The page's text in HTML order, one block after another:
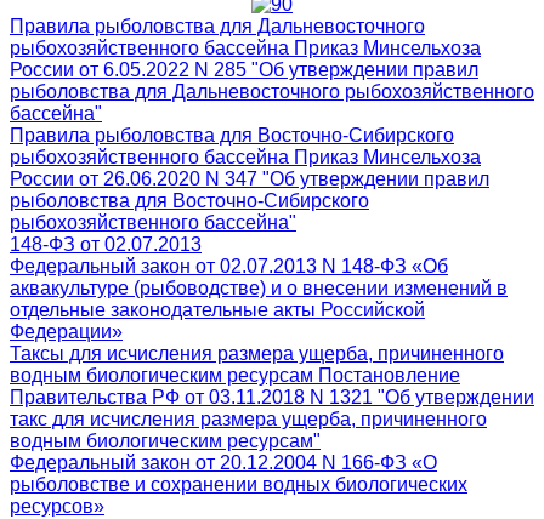
Правила рыболовства для Дальневосточного
рыбохозяйственного бассейна Приказ Минсельхоза
России от 6.05.2022 N 285 "Об утверждении правил
рыболовства для Дальневосточного рыбохозяйственного
бассейна"
Правила рыболовства для Восточно-Сибирского
рыбохозяйственного бассейна Приказ Минсельхоза
России от 26.06.2020 N 347 "Об утверждении правил
рыболовства для Восточно-Сибирского
рыбохозяйственного бассейна"
148-ФЗ от 02.07.2013
Федеральный закон от 02.07.2013 N 148-ФЗ «Об
аквакультуре (рыбоводстве) и о внесении изменений в
отдельные законодательные акты Российской
Федерации»
Таксы для исчисления размера ущерба, причиненного
водным биологическим ресурсам Постановление
Правительства РФ от 03.11.2018 N 1321 "Об утверждении
такс для исчисления размера ущерба, причиненного
водным биологическим ресурсам"
Федеральный закон от 20.12.2004 N 166-ФЗ «О
рыболовстве и сохранении водных биологических
ресурсов»